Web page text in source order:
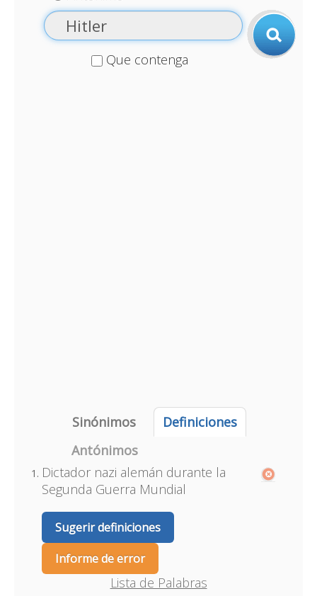
Que contenga
Sinónimos
Definiciones
Antónimos
Dictador nazi alemán durante la
Segunda Guerra Mundial
Sugerir definiciones
Informe de error
Lista de Palabras